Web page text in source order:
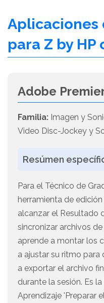
Aplicaciones
para Z by HP
Adobe
Familia: Imagen y
Video Disc-Jockey y
Resúmen
Para el Técnico de
herramienta de
alcanzar el Resultado
sincronizar archivos
aprende a montar los
a ajustar su ritmo para
a exportar el archivo
durante la sesión. Es
Aprendizaje 'Preparar